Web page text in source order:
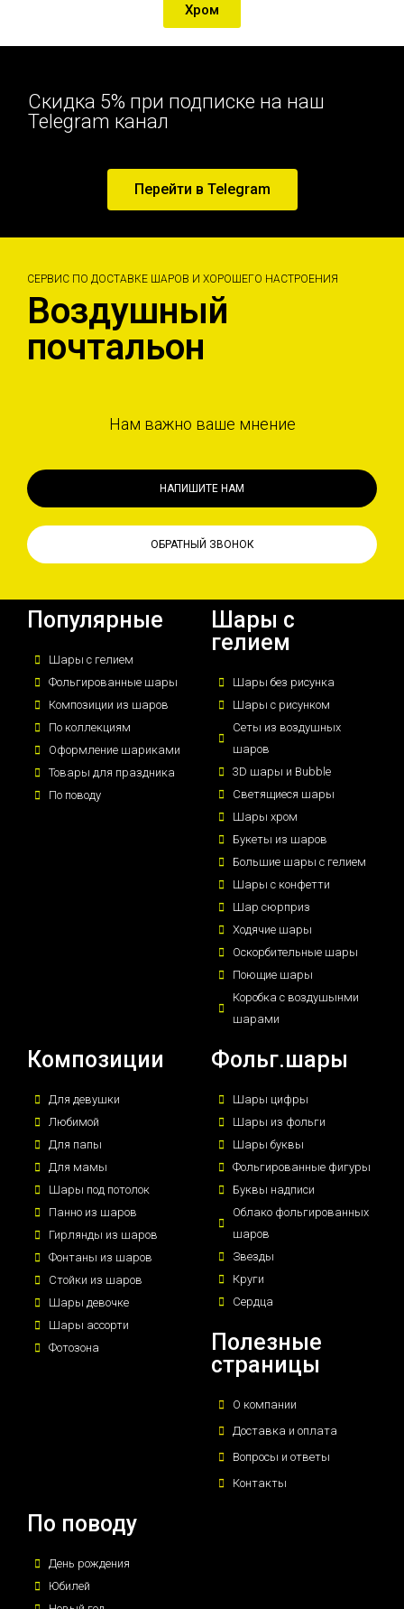
Хром
Скидка 5% при подписке на наш
Telegram канал
Перейти в Telegram
СЕРВИС ПО ДОСТАВКЕ ШАРОВ И ХОРОШЕГО НАСТРОЕНИЯ
Воздушный
почтальон
Нам важно ваше мнение
НАПИШИТЕ НАМ
ОБРАТНЫЙ ЗВОНОК
Популярные
Шары с гелием
Фольгированные шары
Композиции из шаров
По коллекциям
Оформление шариками
Товары для праздника
По поводу
Шары с
гелием
Шары без рисунка
Шары с рисунком
Сеты из воздушных
шаров
3D шары и Bubble
Светящиеся шары
Шары хром
Букеты из шаров
Большие шары с гелием
Шары с конфетти
Шар сюрприз
Ходячие шары
Оскорбительные шары
Поющие шары
Коробка с воздушынми
шарами
Композиции
Для девушки
Любимой
Для папы
Для мамы
Шары под потолок
Панно из шаров
Гирлянды из шаров
Фонтаны из шаров
Стойки из шаров
Шары девочке
Шары ассорти
Фотозона
Фольг.шары
Шары цифры
Шары из фольги
Шары буквы
Фольгированные фигуры
Буквы надписи
Облако фольгированных
шаров
Звезды
Круги
Сердца
Полезные
страницы
О компании
Доставка и оплата
Вопросы и ответы
Контакты
По поводу
День рождения
Юбилей